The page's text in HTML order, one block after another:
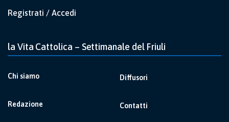
Registrati / Accedi
la Vita Cattolica – Settimanale del Friuli
Chi siamo
Redazione
Diffusori
Contatti